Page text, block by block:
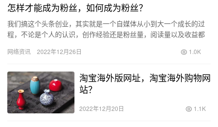
怎样才能成为粉丝，如何成为粉丝？
我们搞这个头条创业，其实就是一个自媒体从小到大一个成长的过
程，不论是个人的认识，创作经验还是粉丝量，阅读量以及收益都
来给大…
网络资讯 2022年12月26日 1.0K
淘宝海外版网址，淘宝海外购物网
站？
2022年12月20日 1.1K